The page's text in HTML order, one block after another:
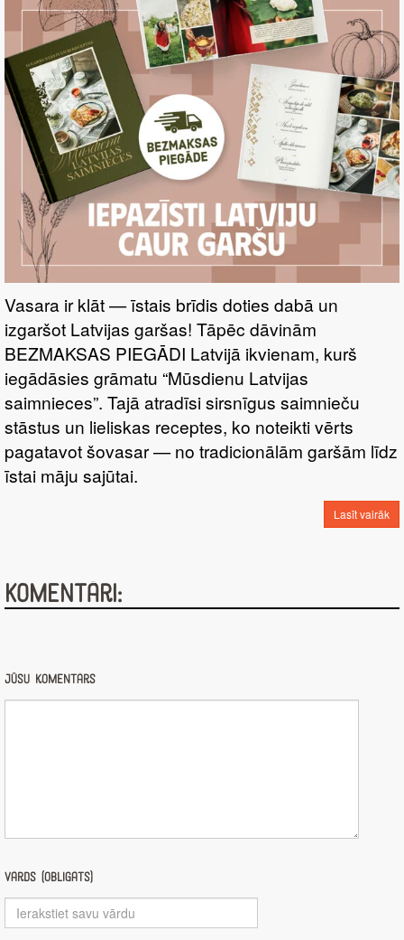
Vasara ir klāt — īstais brīdis doties dabā un
izgaršot Latvijas garšas! Tāpēc dāvinām
BEZMAKSAS PIEGĀDI Latvijā ikvienam, kurš
iegādāsies grāmatu “Mūsdienu Latvijas
saimnieces”. Tajā atradīsi sirsnīgus saimnieču
stāstus un lieliskas receptes, ko noteikti vērts
pagatavot šovasar — no tradicionālām garšām līdz
īstai māju sajūtai.
Lasīt vairāk
Komentāri:
Jūsu komentārs
Vārds (obligāts)